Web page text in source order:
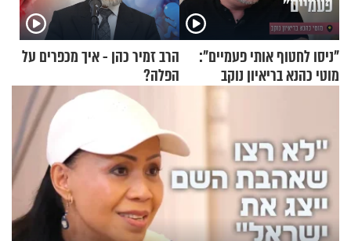
"ניסו לחטוף אותי פעמיים":
מוטי כהנא בריאיון נוקב
הרב זמיר כהן - איך מכפרים על
הפלה?